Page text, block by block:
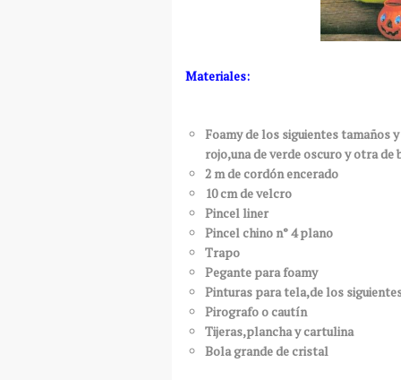
Materiales:
Foamy de los siguientes tamaños
rojo,una de verde oscuro y otra
2 m de cordón encerado
10 cm de velcro
Pincel liner
Pincel chino n° 4 plano
Trapo
Pegante para foamy
Pinturas para tela,de los
Pirografo o cautín
Tijeras,plancha y cartulina
Bola grande de cristal